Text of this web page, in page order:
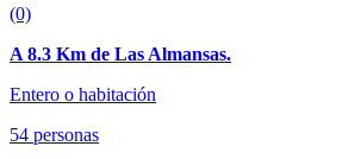
(0)
A 8.3 Km de Las Almansas.
Entero o habitación
54 personas